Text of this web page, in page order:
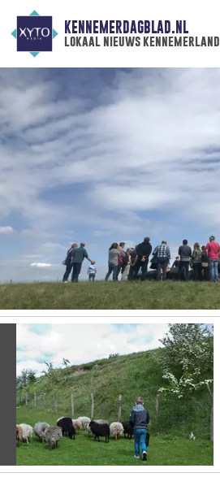
KENNEMERDAGBLAD.NL
lokaal nieuws kennemerland
Vorige